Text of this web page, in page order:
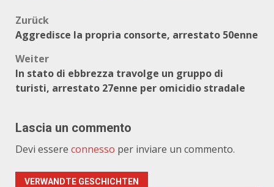
Beitragsnavigation
Zurück
Aggredisce la propria consorte, arrestato 50enne
Weiter
In stato di ebbrezza travolge un gruppo di
turisti, arrestato 27enne per omicidio stradale
Lascia un commento
Devi essere connesso per inviare un commento.
VERWANDTE GESCHICHTEN